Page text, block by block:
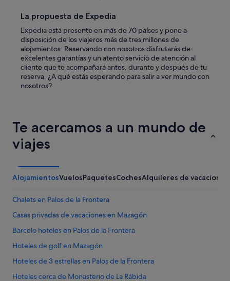
La propuesta de Expedia
Expedia está presente en más de 70 países y pone a
disposición de los viajeros más de tres millones de
alojamientos. Reservando con nosotros disfrutarás de
excelentes garantías y un atento servicio de atención al
cliente que te acompañará antes, durante y después de tu
reserva. ¿A qué estás esperando para salir a ver mundo con
nosotros?
Te acercamos a un mundo de
viajes
AlojamientosVuelosPaquetesCochesAlquileres de vacaciones
Chalets en Palos de la Frontera
Casas privadas de vacaciones en Mazagón
Barcelo hoteles en Palos de la Frontera
Hoteles de golf en Mazagón
Hoteles de 3 estrellas en Palos de la Frontera
Hoteles cerca de Monasterio de La Rábida